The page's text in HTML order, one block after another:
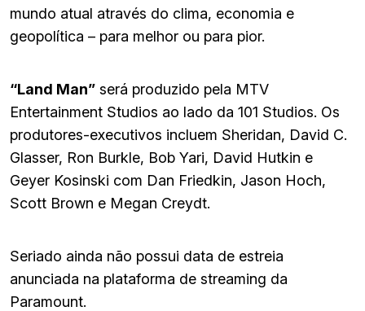
mundo atual através do clima, economia e
geopolítica – para melhor ou para pior.
“Land Man” será produzido pela MTV
Entertainment Studios ao lado da 101 Studios. Os
produtores-executivos incluem Sheridan, David C.
Glasser, Ron Burkle, Bob Yari, David Hutkin e
Geyer Kosinski com Dan Friedkin, Jason Hoch,
Scott Brown e Megan Creydt.
Seriado ainda não possui data de estreia
anunciada na plataforma de streaming da
Paramount.